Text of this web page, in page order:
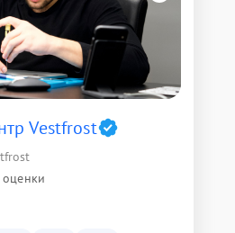
Vestfrost